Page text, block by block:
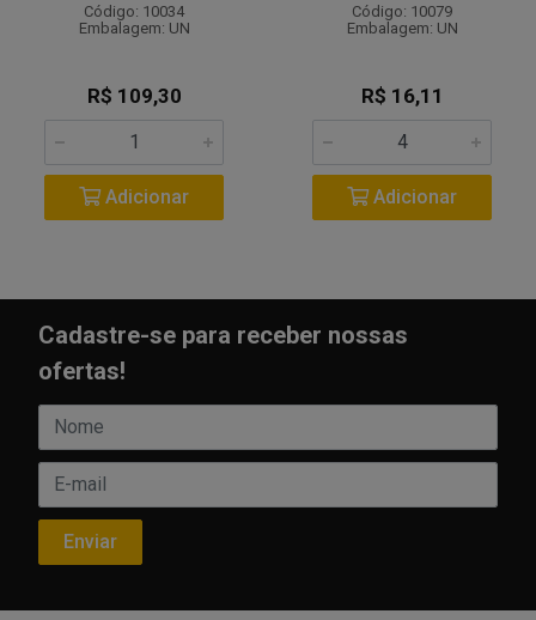
Código: 10034
Embalagem: UN
R$ 109,30
Adicionar
Código: 10079
Embalagem: UN
R$ 16,11
Adicionar
Cadastre-se para receber nossas
ofertas!